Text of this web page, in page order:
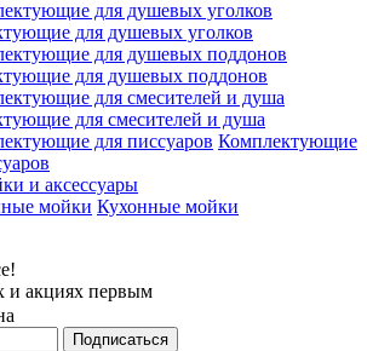
для душевых уголков
для душевых поддонов
для смесителей и душа
Комплектующие
и аксессуары
Кухонные мойки
и акциях первым